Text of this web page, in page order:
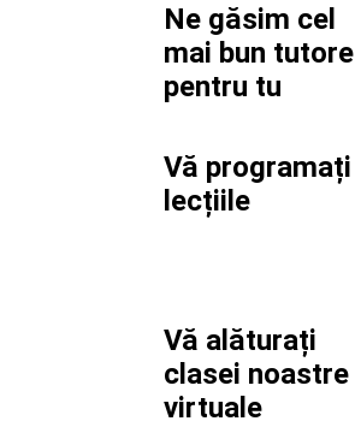
Ne găsim cel
mai bun tutore
pentru tu
Vă programați
lecțiile
Vă alăturați
clasei noastre
virtuale